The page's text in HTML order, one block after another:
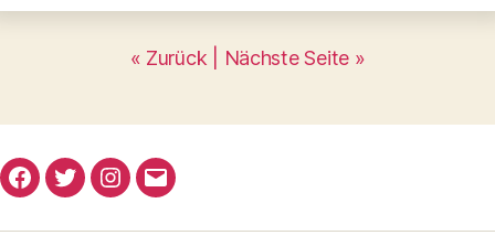
« Zurück | Nächste Seite »
Facebook
TwitterInstagram
E-